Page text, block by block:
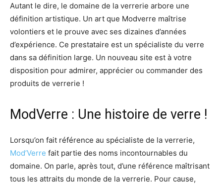
Autant le dire, le domaine de la verrerie arbore une
définition artistique. Un art que Modverre maîtrise
volontiers et le prouve avec ses dizaines d’années
d’expérience. Ce prestataire est un spécialiste du verre
dans sa définition large. Un nouveau site est à votre
disposition pour admirer, apprécier ou commander des
produits de verrerie !
ModVerre : Une histoire de verre !
Lorsqu’on fait référence au spécialiste de la verrerie,
Mod’Verre fait partie des noms incontournables du
domaine. On parle, après tout, d’une référence maîtrisant
tous les attraits du monde de la verrerie. Pour cause,